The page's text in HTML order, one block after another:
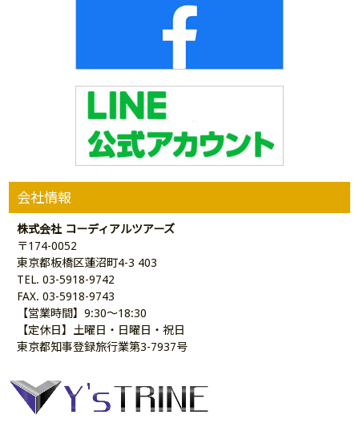
会社情報
株式会社 コーディアルツアーズ
〒174-0052
東京都板橋区蓮沼町4-3 403
TEL. 03-5918-9742
FAX. 03-5918-9743
【営業時間】9:30～18:30
【定休日】土曜日・日曜日・祝日
東京都知事登録旅行業第3-7937号